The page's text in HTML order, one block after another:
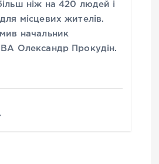
ніж на 420 людей і
місцевих жителів.
начальник
Олександр Прокудін.